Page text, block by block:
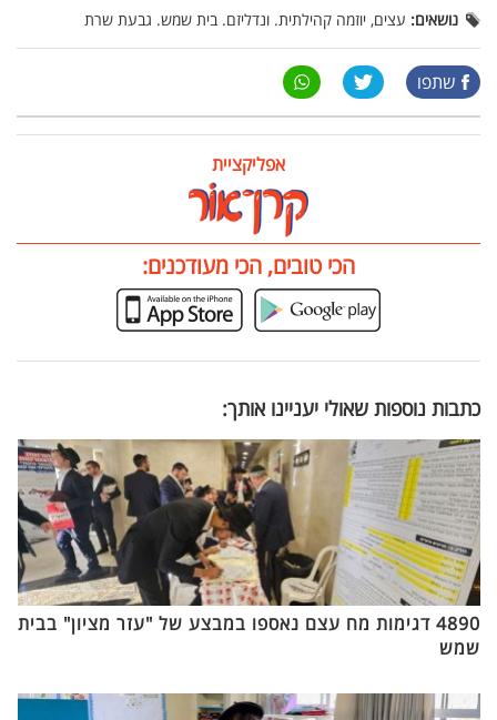
נושאים: עצים, יוזמה קהילתית. ונדליזם. בית שמש. גבעת שרת
שתפו
אפליקציית
הכי טובים, הכי מעודכנים:
כתבות נוספות שאולי יעניינו אותך:
4890 דגימות מח עצם נאספו במבצע של "עזר מציון" בבית
שמש